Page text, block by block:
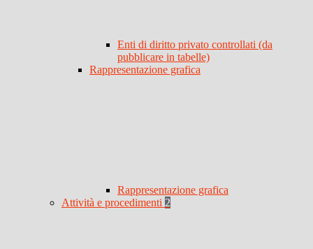
Enti di diritto privato controllati (da
pubblicare in tabelle)
Rappresentazione grafica
Rappresentazione grafica
Attività e procedimenti 2